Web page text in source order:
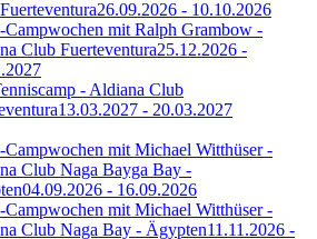
26.09.2026 - 10.10.2026
Campwochen mit Ralph Grambow -
Club Fuerteventura25.12.2026 -
- Aldiana Club
13.03.2027 - 20.03.2027
Campwochen mit Michael Witthüser -
Club Naga Bayga Bay -
04.09.2026 - 16.09.2026
Campwochen mit Michael Witthüser -
Club Naga Bay - Ägypten11.11.2026 -